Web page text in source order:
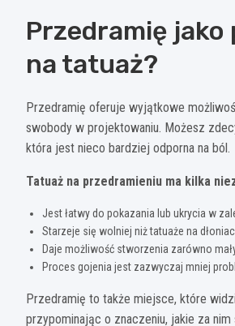
Przedramię jako
na tatuaż?
Przedramię oferuje wyjątkowe
swobody w projektowaniu. Możesz
która jest nieco bardziej odporna na ból.
Tatuaż na przedramieniu ma kilka
Jest łatwy do pokazania lub ukrycia w
Starzeje się wolniej niż tatuaże na
Daje możliwość stworzenia zarówno
Proces gojenia jest zazwyczaj mniej
Przedramię to także miejsce, które
przypominając o znaczeniu, jakie za